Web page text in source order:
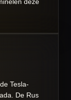
deze
Tesla-
De Rus